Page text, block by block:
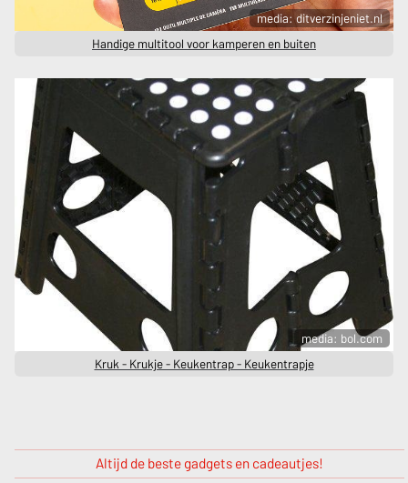
media: ditverzinjeniet.nl
Handige multitool voor kamperen en buiten
media: bol.com
Kruk - Krukje - Keukentrap - Keukentrapje
Altijd de beste gadgets en cadeautjes!